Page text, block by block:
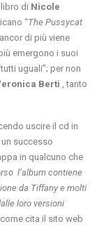
di Nicole
“The Pussycat
di più viene
emergono i suoi
uguali”; per non
Berti , tanto
uscire il cd in
successo
in qualcuno che
l’album contiene
da Tiffany e molti
loro versioni
come cita il sito web